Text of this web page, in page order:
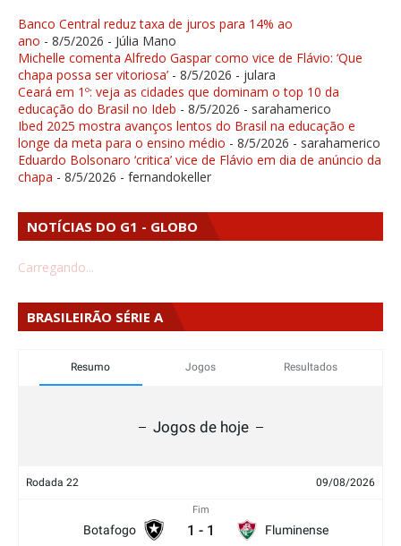
Banco Central reduz taxa de juros para 14% ao
ano - 8/5/2026 - Júlia Mano
Michelle comenta Alfredo Gaspar como vice de Flávio: ‘Que
chapa possa ser vitoriosa’ - 8/5/2026 - julara
Ceará em 1º: veja as cidades que dominam o top 10 da
educação do Brasil no Ideb - 8/5/2026 - sarahamerico
Ibed 2025 mostra avanços lentos do Brasil na educação e
longe da meta para o ensino médio - 8/5/2026 - sarahamerico
Eduardo Bolsonaro ‘critica’ vice de Flávio em dia de anúncio da
chapa - 8/5/2026 - fernandokeller
NOTÍCIAS DO G1 - GLOBO
Carregando...
BRASILEIRÃO SÉRIE A
Resumo Jogos Resultados
Jogos de hoje
Rodada 22 09/08/2026
Botafogo
Fim
1 - 1 Fluminense